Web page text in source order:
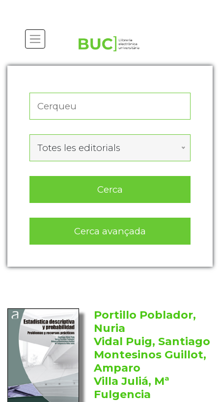
Totes les editorials
Cerca
Cerca avançada
Portillo Poblador,
Nuria
Vidal Puig, Santiago
Montesinos Guillot,
Amparo
Villa Juliá, Mª
Fulgencia